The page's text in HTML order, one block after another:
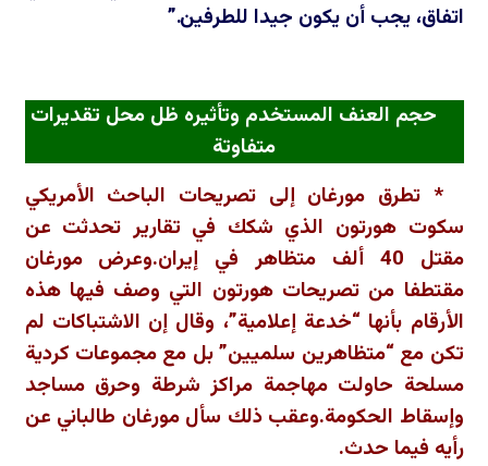
اتفاق، يجب أن يكون جيدا للطرفين.”
حجم العنف المستخدم وتأثيره ظل محل تقديرات
متفاوتة
* تطرق مورغان إلى تصريحات الباحث الأمريكي
سكوت هورتون الذي شكك في تقارير تحدثت عن
مقتل 40 ألف متظاهر في إيران.وعرض مورغان
مقتطفا من تصريحات هورتون التي وصف فيها هذه
الأرقام بأنها “خدعة إعلامية”، وقال إن الاشتباكات لم
تكن مع “متظاهرين سلميين” بل مع مجموعات كردية
مسلحة حاولت مهاجمة مراكز شرطة وحرق مساجد
وإسقاط الحكومة.وعقب ذلك سأل مورغان طالباني عن
رأيه فيما حدث.